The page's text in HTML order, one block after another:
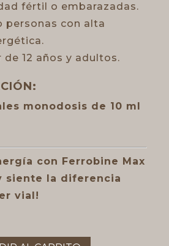
fértil o embarazadas.
personas con alta
de 12 años y adultos.
monodosis de 10 ml
con Ferrobine Max
siente la diferencia
vial!